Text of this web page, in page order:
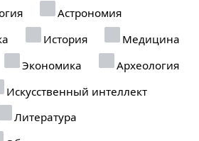
Астрономия
История
Медицина
Экономика
Археология
Искусственный интеллект
Литература